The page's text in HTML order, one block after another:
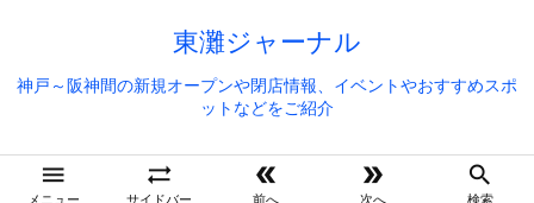
東灘ジャーナル
神戸～阪神間の新規オープンや閉店情報、イベントやおすすめスポ
ットなどをご紹介

メニュー

サイドバー

前へ

次へ

検索